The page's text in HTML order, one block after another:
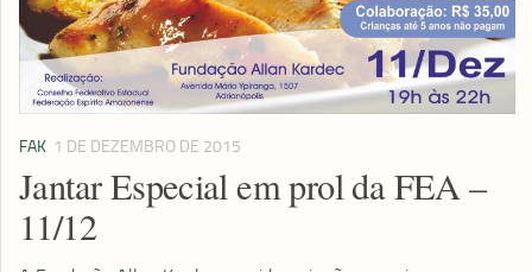
FAK 1 DE DEZEMBRO DE 2015
Jantar Especial em prol da FEA –
11/12